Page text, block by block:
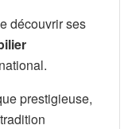
découvrir ses
prestigieuse,